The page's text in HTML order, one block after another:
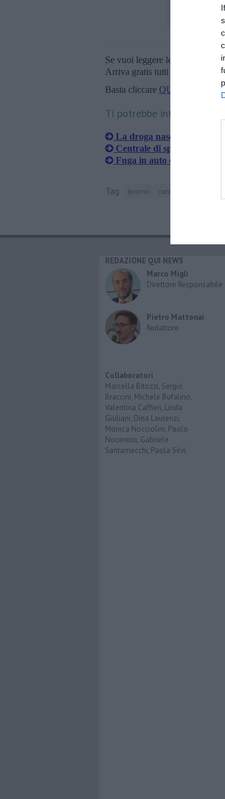
Se vuoi leggere le notizie
Arriva gratis tutti i giorni alle
Basta cliccare QUI
Ti potrebbe interessare
La droga nascosta nel
Centrale di spaccio nel
Fuga in auto con la droga,
Tag livorno carabinieri
REDAZIONE QUI NEWS
Marco Migli
Direttore Responsabile
Pietro Mattonai
Redattore
Collaboratori
Marcella Bitozzi, Sergio
Braccini, Michele Bufalino,
Valentina Caffieri, Linda
Giuliani, Dina Laurenzi,
Monica Nocciolini, Paolo
Nocentini, Gabriele
Santarnecchi, Paola Silvi.